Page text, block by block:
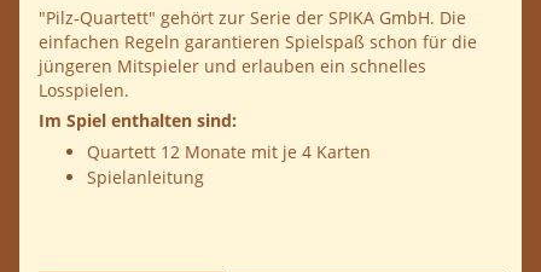
"Pilz-Quartett" gehört zur Serie der SPIKA GmbH. Die
einfachen Regeln garantieren Spielspaß schon für die
jüngeren Mitspieler und erlauben ein schnelles
Losspielen.
Im Spiel enthalten sind:
Quartett 12 Monate mit je 4 Karten
Spielanleitung